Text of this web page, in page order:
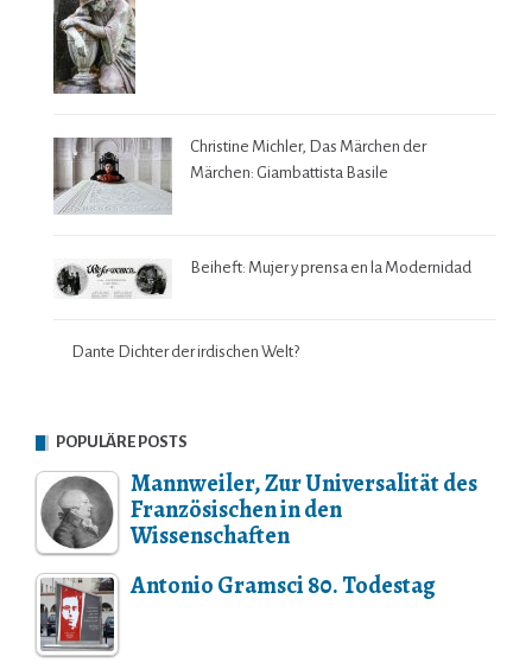
Christine Michler, Das Märchen der
Märchen: Giambattista Basile
Beiheft: Mujer y prensa en la Modernidad
Dante Dichter der irdischen Welt?
POPULÄRE POSTS
Mannweiler, Zur Universalität des
Französischen in den
Wissenschaften
Antonio Gramsci 80. Todestag